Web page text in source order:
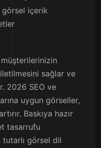
görsel içerik
sağlar ve
2026 SEO ve
uygun görseller,
Baskıya hazır
tasarrufu
tutarlı görsel dil